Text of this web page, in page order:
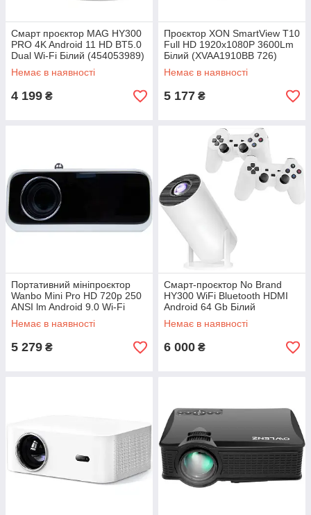
Смарт проєктор MAG HY300
PRO 4K Android 11 HD BT5.0
Dual Wi-Fi Білий (454053989)
Немає в наявності
4 199 ₴
Проєктор XON SmartView T10
Full HD 1920х1080P 3600Lm
Білий (XVAA1910BB 726)
Немає в наявності
5 177 ₴
Портативний мініпроєктор
Wanbo Mini Pro HD 720p 250
ANSI lm Android 9.0 Wi-Fi
Bluetooth Білий (2121)
Немає в наявності
5 279 ₴
Смарт-проєктор No Brand
HY300 WiFi Bluetooth HDMI
Android 64 Gb Білий
(2390000009)
Немає в наявності
6 000 ₴